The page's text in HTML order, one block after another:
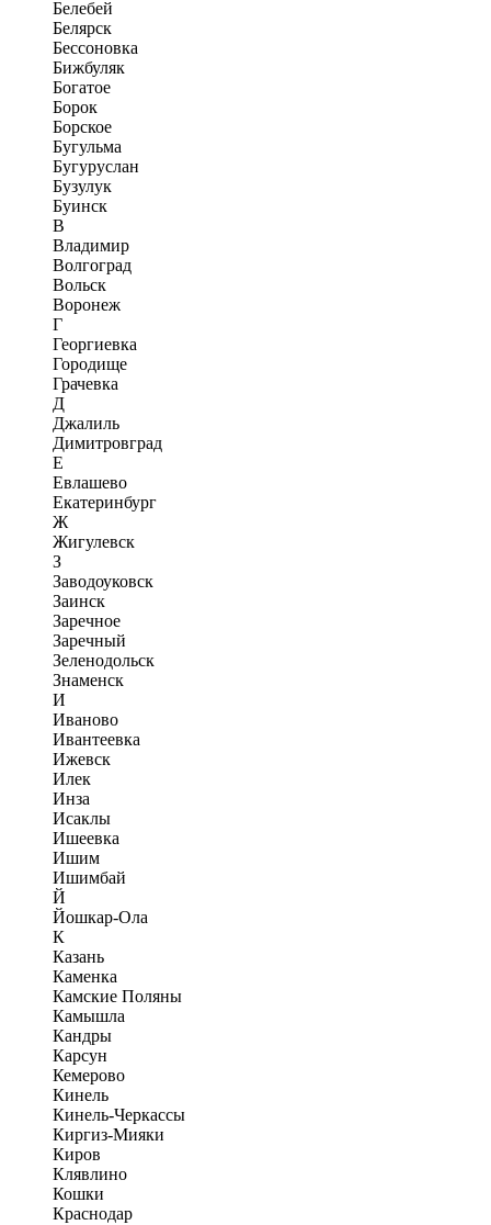
Белебей
Белярск
Бессоновка
Бижбуляк
Богатое
Борок
Борское
Бугульма
Бугуруслан
Бузулук
Буинск
В
Владимир
Волгоград
Вольск
Воронеж
Г
Георгиевка
Городище
Грачевка
Д
Джалиль
Димитровград
Е
Евлашево
Екатеринбург
Ж
Жигулевск
З
Заводоуковск
Заинск
Заречное
Заречный
Зеленодольск
Знаменск
И
Иваново
Ивантеевка
Ижевск
Илек
Инза
Исаклы
Ишеевка
Ишим
Ишимбай
Й
Йошкар-Ола
К
Казань
Каменка
Камские Поляны
Камышла
Кандры
Карсун
Кемерово
Кинель
Кинель-Черкассы
Киргиз-Мияки
Киров
Клявлино
Кошки
Краснодар